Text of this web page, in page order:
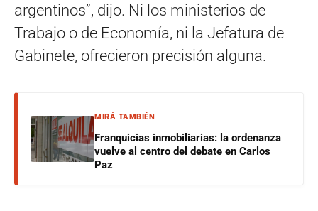
argentinos”, dijo. Ni los ministerios de
Trabajo o de Economía, ni la Jefatura de
Gabinete, ofrecieron precisión alguna.
MIRÁ TAMBIÉN
Franquicias inmobiliarias: la ordenanza
vuelve al centro del debate en Carlos
Paz